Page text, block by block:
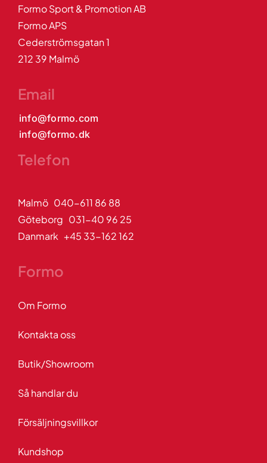
Formo Sport & Promotion AB
Formo APS
Cederströmsgatan 1
212 39 Malmö
Email
info@formo.com
info@formo.dk
Telefon
Malmö 040-611 86 88
Göteborg 031-40 96 25
Danmark +45 33-162 162
Formo
Om Formo
Kontakta oss
Butik/Showroom
Så handlar du
Försäljningsvillkor
Kundshop